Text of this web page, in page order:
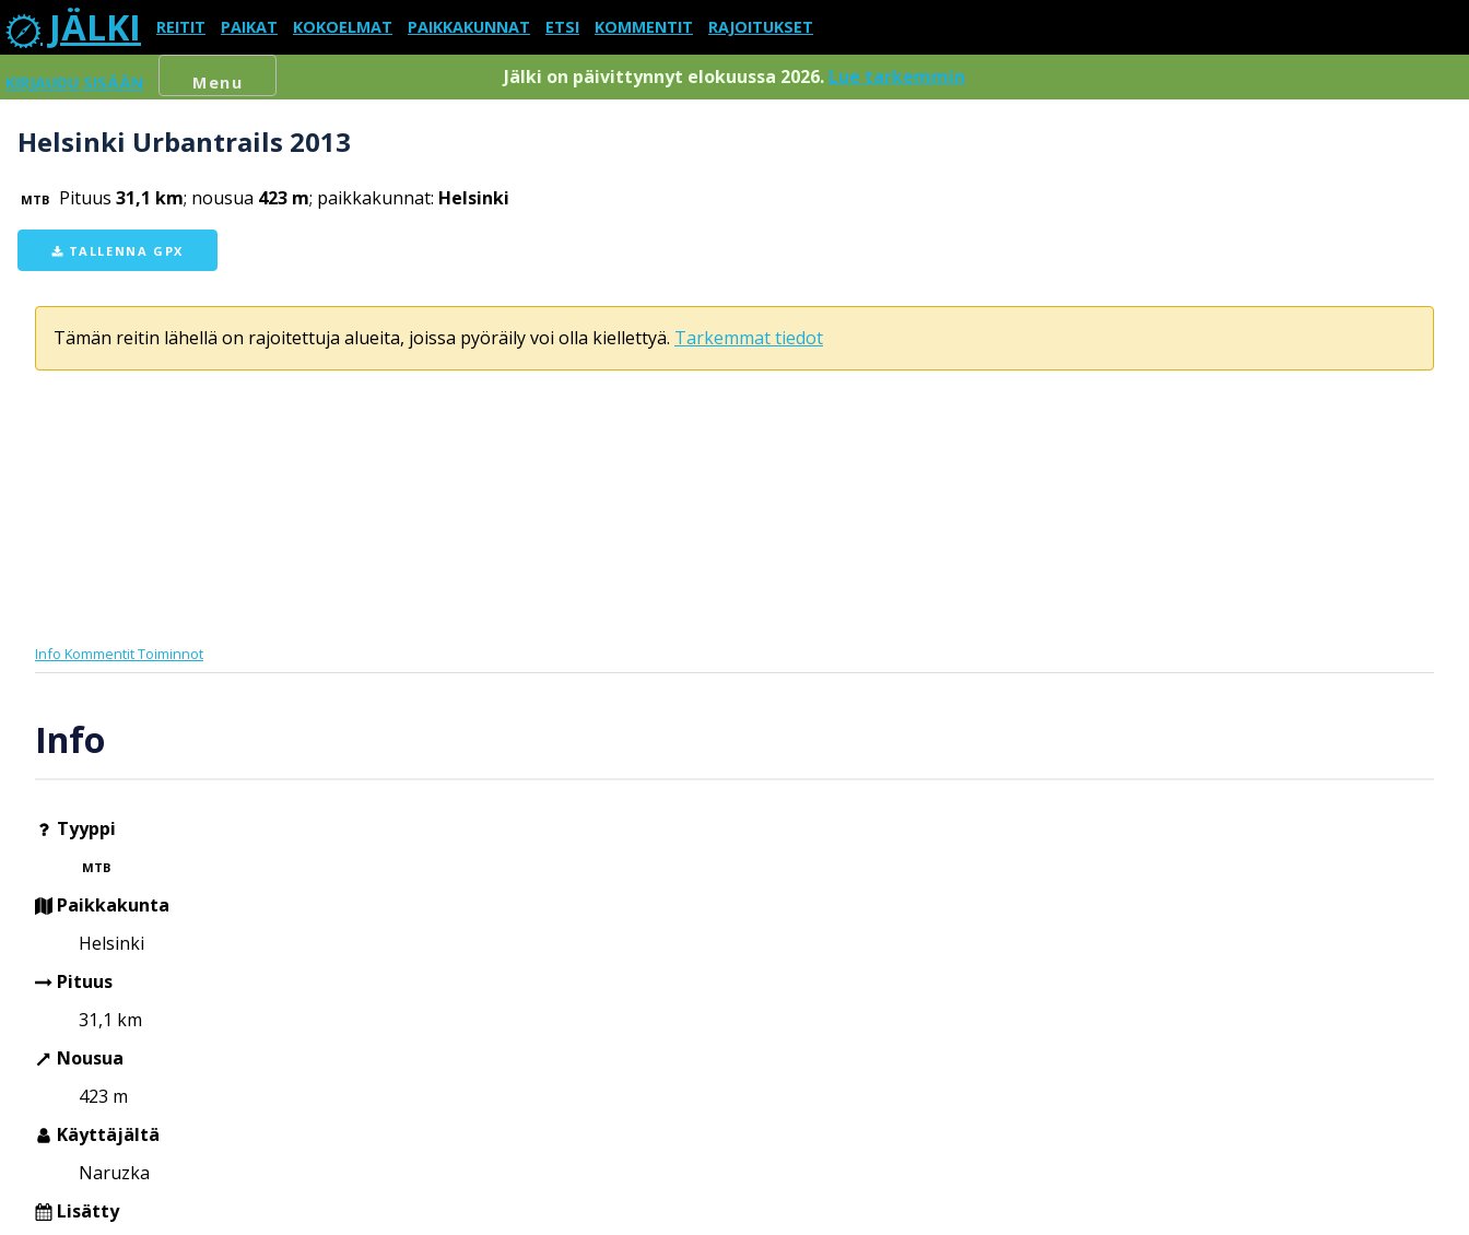
JÄLKI REITIT PAIKAT KOKOELMAT PAIKKAKUNNAT ETSI KOMMENTIT RAJOITUKSET
KIRJAUDU SISÄÄN Menu Jälki on päivittynnyt elokuussa 2026. Lue tarkemmin
Helsinki Urbantrails 2013
MTB Pituus 31,1 km; nousua 423 m; paikkakunnat: Helsinki
TALLENNA GPX
Tämän reitin lähellä on rajoitettuja alueita, joissa pyöräily voi olla kiellettyä. Tarkemmat tiedot
Info KommentitToiminnot
Info
Tyyppi
MTB
Paikkakunta
Helsinki
Pituus
31,1 km
Nousua
423 m
Käyttäjältä
Naruzka
Lisätty